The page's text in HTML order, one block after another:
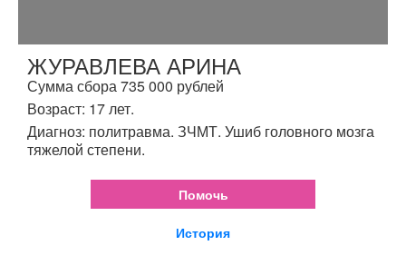
ЖУРАВЛЕВА АРИНА
Сумма сбора 735 000 рублей
Возраст: 17 лет.
Диагноз: политравма. ЗЧМТ. Ушиб головного мозга
тяжелой степени.
Помочь
История